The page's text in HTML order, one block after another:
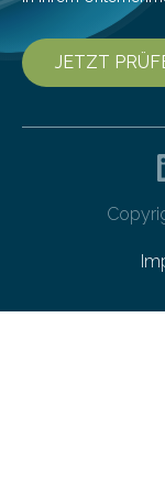
JETZT